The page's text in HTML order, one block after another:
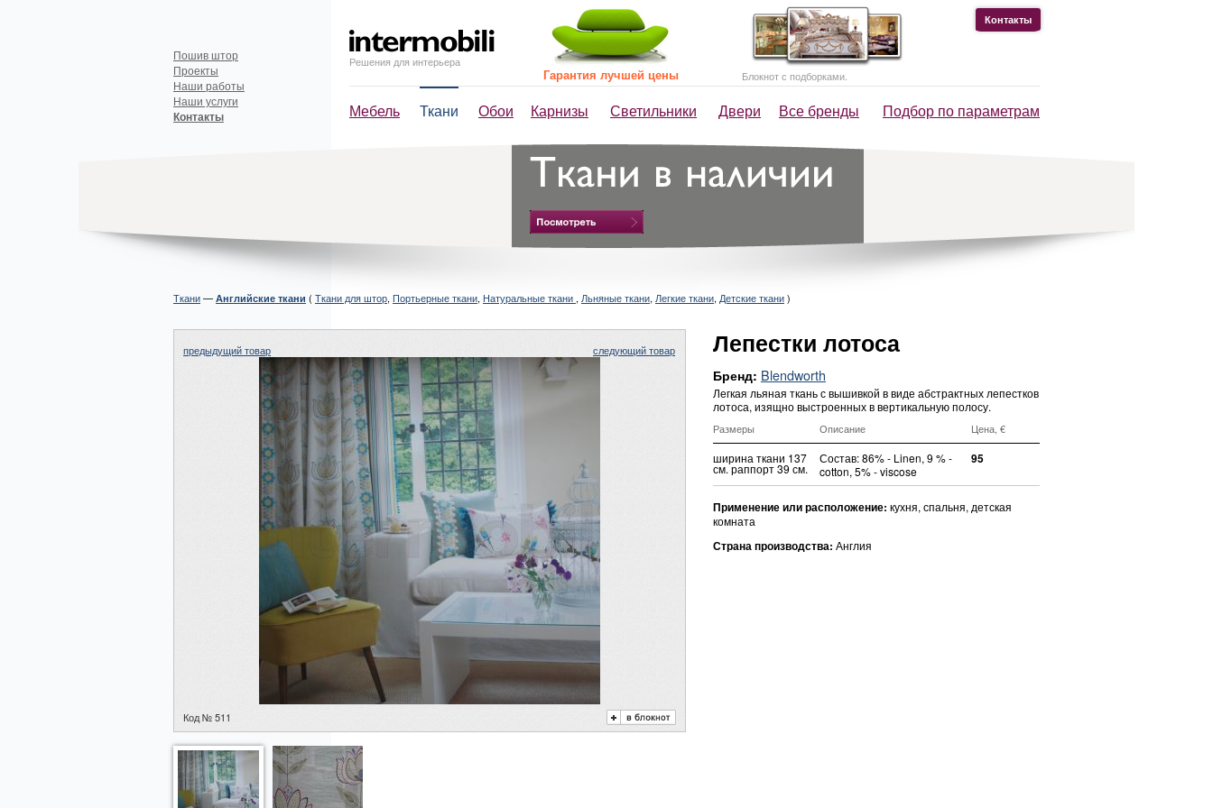
Решения для интерьера
Мебель Ткани Обои Карнизы Светильники Двери Все бренды Подбор по параметрам
Пошив штор
Проекты
Наши работы
Наши услуги
Контакты
Контакты
Гарантия лучшей цены Блокнот с подборками.
Ткани— Английские ткани ( Ткани для штор, Портьерные ткани, Натуральные ткани , Льняные ткани, Легкие ткани, Детские ткани)
предыдущий товар следующий товар
Код № 511
Лепестки лотоса
Бренд: Blendworth
Легкая льяная ткань с вышивкой в виде абстрактных лепестков
лотоса, изящно выстроенных в вертикальную полосу.
Размеры Описание Цена, €
ширина ткани 137
см. раппорт 39 см.
Состав: 86% - Linen, 9 % -
cotton, 5% - viscose
95
Применение или расположение: кухня, спальня, детская
комната
Страна производства: Англия